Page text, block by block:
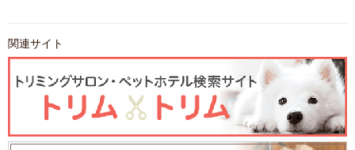
関連サイト